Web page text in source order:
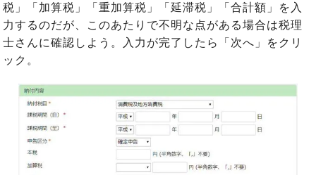
税」「加算税」「重加算税」「延滞税」「合計額」を入
力するのだが、このあたりで不明な点がある場合は税理
士さんに確認しよう。入力が完了したら「次へ」をクリ
ック。